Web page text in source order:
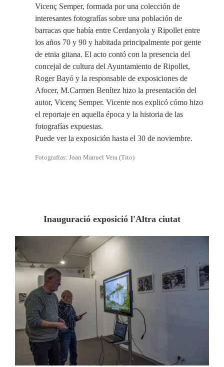
Vicenç Semper, formada por una colección de
interesantes fotografías sobre una población de
barracas que había entre Cerdanyola y Ripollet entre
los años 70 y 90 y habitada principalmente por gente
de etnia gitana. El acto contó con la presencia del
concejal de cultura del Ayuntamiento de Ripollet,
Roger Bayó y la responsable de exposiciones de
Afocer, M.Carmen Benítez hizo la presentación del
autor, Vicenç Semper. Vicente nos explicó cómo hizo
el reportaje en aquella época y la historia de las
fotografías expuestas.
Puede ver la exposición hasta el 30 de noviembre.
Fotografías: Joan Manuel Vera (Tito)
Inauguració exposició l'Altra ciutat